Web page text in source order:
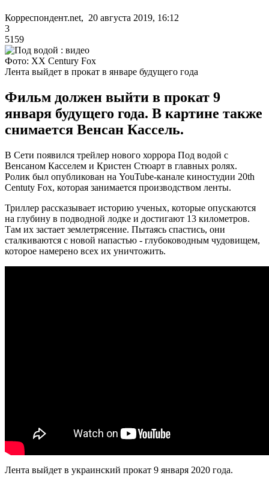
Корреспондент.net, 20 августа 2019, 16:12
3
5159
Фото: ХХ Century Fox
Лента выйдет в прокат в январе будущего года
Фильм должен выйти в прокат 9
января будущего года. В картине также
снимается Венсан Кассель.
В Сети появился трейлер нового хоррора Под водой с
Венсаном Касселем и Кристен Стюарт в главных ролях.
Ролик был опубликован на YouTube-канале киностудии 20th
Centuty Fox, которая занимается производством ленты.
Триллер рассказывает историю ученых, которые опускаются
на глубину в подводной лодке и достигают 13 километров.
Там их застает землетрясение. Пытаясь спастись, они
сталкиваются с новой напастью - глубоководным чудовищем,
которое намерено всех их уничтожить.
Лента выйдет в украинский прокат 9 января 2020 года.